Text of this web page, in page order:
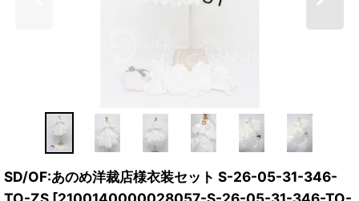
SD/OF:あのめ洋裁店様衣装セット S-26-05-31-346-